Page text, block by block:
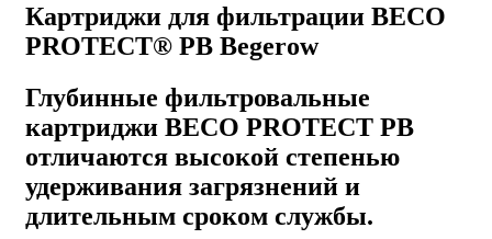
Картриджи для фильтрации BECO
PROTECT® PB Begerow
Глубинные фильтровальные
картриджи ВЕСО PROTECT PB
отличаются высокой степенью
удерживания загрязнений и
длительным сроком службы.